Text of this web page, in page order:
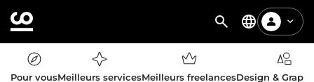
Pour vousMeilleurs servicesMeilleurs freelancesDesign &